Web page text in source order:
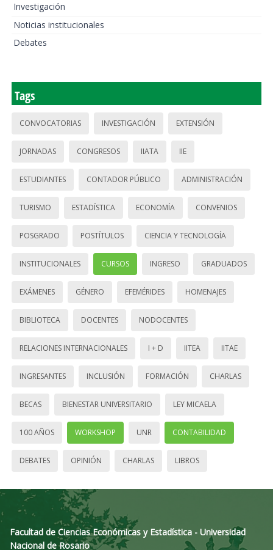
Investigación
Noticias institucionales
Debates
Tags
CONVOCATORIAS INVESTIGACIÓN EXTENSIÓN
JORNADAS CONGRESOS IIATA IIE
ESTUDIANTES CONTADOR PÚBLICO ADMINISTRACIÓN
TURISMO ESTADÍSTICA ECONOMÍA CONVENIOS
POSGRADO POSTÍTULOS CIENCIA Y TECNOLOGÍA
INSTITUCIONALES CURSOS INGRESO GRADUADOS
EXÁMENES GÉNERO EFEMÉRIDES HOMENAJES
BIBLIOTECA DOCENTES NODOCENTES
RELACIONES INTERNACIONALES I + D IITEA IITAE
INGRESANTES INCLUSIÓN FORMACIÓN CHARLAS
BECAS BIENESTAR UNIVERSITARIO LEY MICAELA
100 AÑOS WORKSHOP UNR CONTABILIDAD
DEBATES OPINIÓN CHARLAS LIBROS
Facultad de Ciencias Económicas y Estadística - Universidad
Nacional de Rosario